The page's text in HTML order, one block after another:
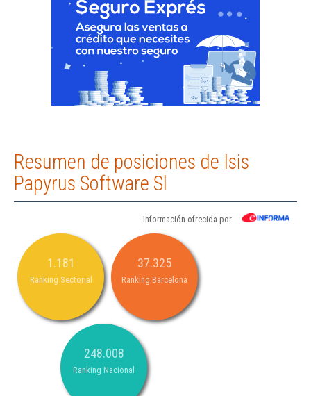
Resumen de posiciones de Isis
Papyrus Software Sl
Información ofrecida por
1.181
Ranking Sectorial
37.325
Ranking Barcelona
248.008
Ranking Nacional